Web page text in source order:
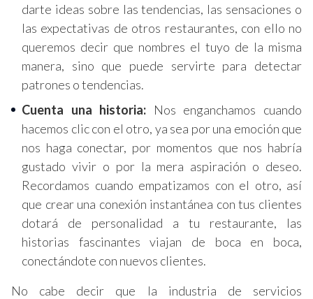
darte ideas sobre las tendencias, las sensaciones o
las expectativas de otros restaurantes, con ello no
queremos decir que nombres el tuyo de la misma
manera, sino que puede servirte para detectar
patrones o tendencias.
Cuenta una historia: Nos enganchamos cuando
hacemos clic con el otro, ya sea por una emoción que
nos haga conectar, por momentos que nos habría
gustado vivir o por la mera aspiración o deseo.
Recordamos cuando empatizamos con el otro, así
que crear una conexión instantánea con tus clientes
dotará de personalidad a tu restaurante, las
historias fascinantes viajan de boca en boca,
conectándote con nuevos clientes.
No cabe decir que la industria de servicios